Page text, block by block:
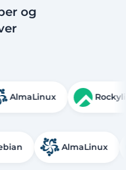
og
AlmaLinux
AlmaLinux